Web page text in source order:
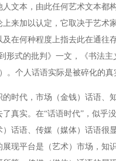
文本，由此任何艺术文本都
来加以认定，它取决于艺术
在何种程度上指去此在通往
形式的批判》一文，《书法主
。个人话语实际是被碎化的真
时代，市场（金钱）话语、
了真实。在“话语时代”，似乎
话语、传媒（媒体）话语很
现平台是（艺术）市场，知